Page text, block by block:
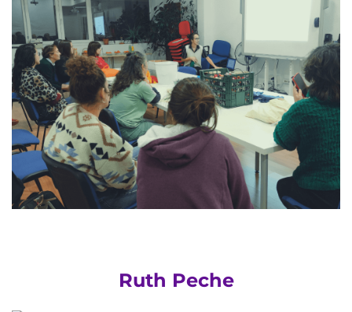
Ruth Peche